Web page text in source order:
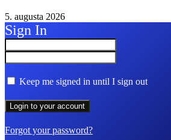
5. augusta 2026
Sign In
Keep me signed in until I sign out
Forgot your password?